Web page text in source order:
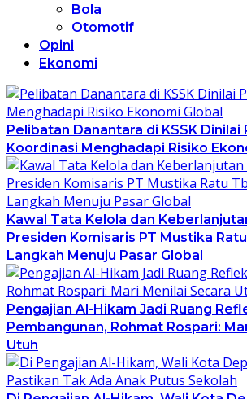
Bola
Otomotif
Opini
Ekonomi
Pelibatan Danantara di KSSK Dinilai
Koordinasi Menghadapi Risiko
Kawal Tata Kelola dan
Presiden Komisaris PT Mustika
Langkah Menuju Pasar Global
Pengajian Al-Hikam Jadi Ruang
Pembangunan, Rohmat Rospari:
Utuh